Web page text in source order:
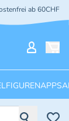
ab 60CHF
APPS